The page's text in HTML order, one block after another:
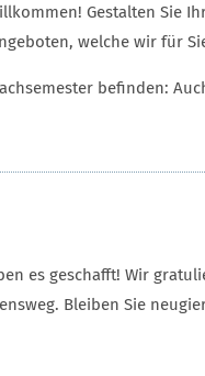
Gestalten Sie
welche wir für
befinden:
es geschafft! Wir
Bleiben Sie